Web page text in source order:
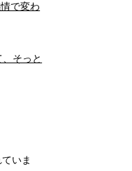
で変わ
そっと
いま